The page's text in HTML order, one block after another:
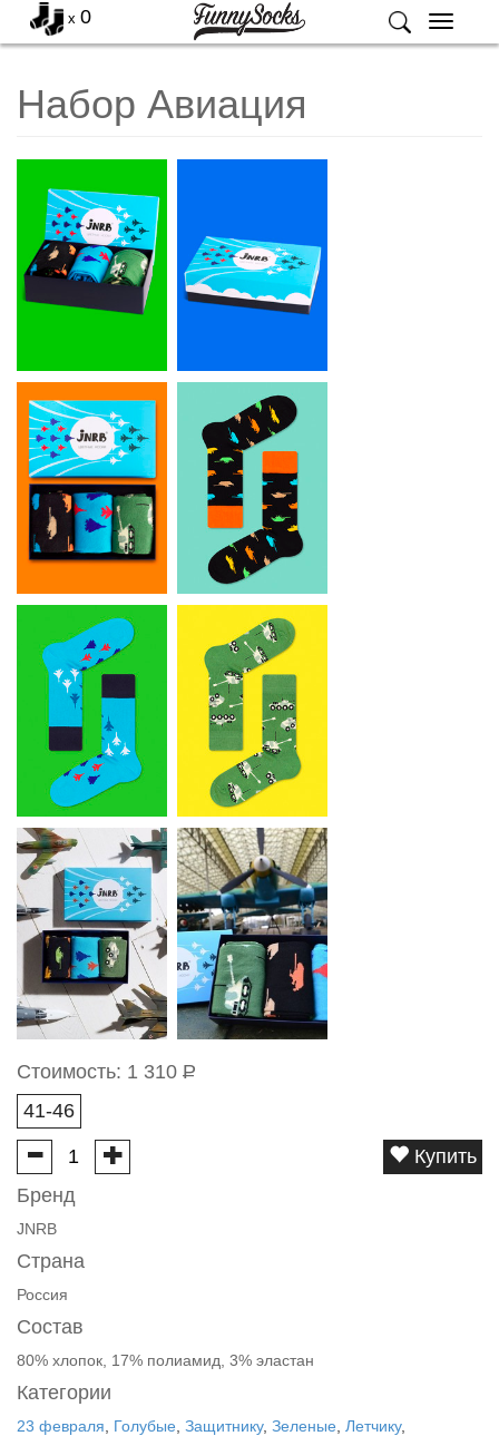
Меню
x 0
Набор Авиация
Стоимость: 1 310 Р
41-46
Купить
Бренд
JNRB
Страна
Россия
Состав
80% хлопок, 17% полиамид, 3% эластан
Категории
23 февраля Голубые Защитнику, Зеленые Летчику,